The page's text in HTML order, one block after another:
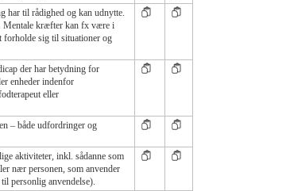
har til rådighed og kan udnytte.
Mentale kræfter kan fx være i
forholde sig til situationer og
der har betydning for
enheder indenfor
eller
– både udfordringer og
aktiviteter, inkl. sådanne som
nær personen, som anvender
personlig anvendelse).